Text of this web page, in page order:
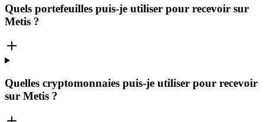
Quels portefeuilles puis-je utiliser pour recevoir sur
Metis ?
Quelles cryptomonnaies puis-je utiliser pour recevoir
sur Metis ?